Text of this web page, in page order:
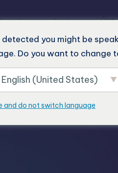
productos
detected you might be
Do you want to change
English (United States)
and do not switch language